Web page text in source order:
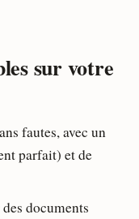
sur votre
fautes, avec un
parfait) et de
documents